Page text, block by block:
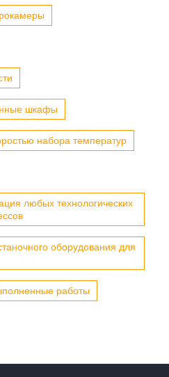
шкафы
набора температур
любых технологических
оборудования для
работы